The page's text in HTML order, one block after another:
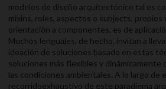
modelos de diseño arquitectónico tal es
mixins, roles, aspectos o subjects, propios
orientación a componentes, es de
Muchos lenguajes, de hecho, invitan a
ideación de soluciones basado en estas
soluciones más flexibles y dinámicamente
las condiciones ambientales. A lo largo de
recorridoexhaustivo de este paradigma